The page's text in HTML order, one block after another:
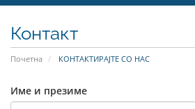
Контакт
Почетна КОНТАКТИРАЈТЕ СО НАС
Име и презиме